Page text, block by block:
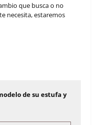
que busca o no
necesita, estaremos
de su estufa y